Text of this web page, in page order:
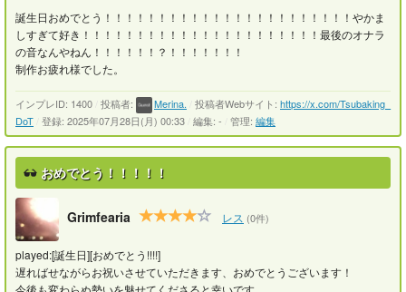
誕生日おめでとう！！！！！！！！！！！！！！！！！！！！！！！やかま
しすぎて好き！！！！！！！！！！！！！！！！！！！！！！最後のオナラ
の音なんやねん！！！！！！？！！！！！！！
制作お疲れ様でした。
インプレID: 1400 投稿者: Merina. 投稿者Webサイト: https://x.com/Tsubaking_
DoT 登録: 2025年07月28日(月) 00:33 編集: - 管理: 編集
おめでとう！！！！！
Grimfearia レス (0件)
played:[誕生日][おめでとう!!!!]
遅ればせながらお祝いさせていただきます、おめでとうございます！
今後も変わらぬ勢いを魅せてくださると幸いです。